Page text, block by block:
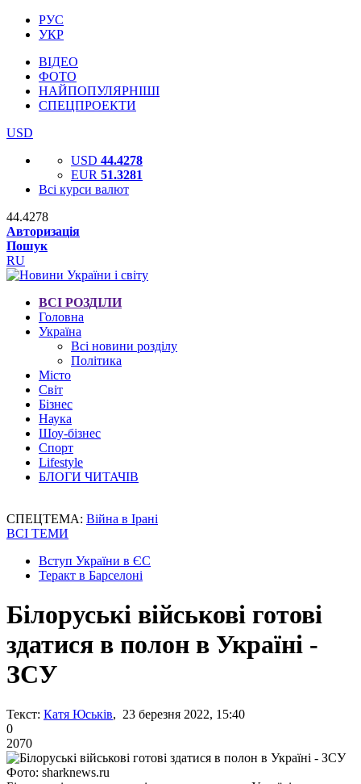
РУС
УКР
ВІДЕО
ФОТО
НАЙПОПУЛЯРНІШІ
СПЕЦПРОЕКТИ
USD
USD 44.4278
EUR 51.3281
Всі курси валют
44.4278
Авторизація
Пошук
RU
ВСІ РОЗДІЛИ
Головна
Україна
Всі новини розділу
Політика
Місто
Світ
Бізнес
Наука
Шоу-бізнес
Спорт
Lifestyle
БЛОГИ ЧИТАЧІВ
СПЕЦТЕМА: Війна в Ірані
ВСІ ТЕМИ
Вступ України в ЄС
Теракт в Барселоні
Білоруські військові готові
здатися в полон в Україні -
ЗСУ
Текст: Катя Юськів, 23 березня 2022, 15:40
0
2070
Фото: sharknews.ru